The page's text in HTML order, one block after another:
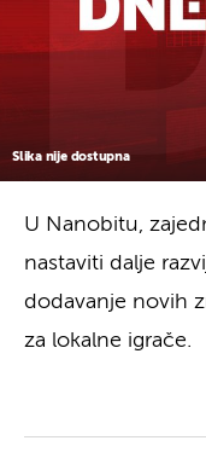
Slika nije dostupna
U Nanobitu,
nastaviti dalje
dodavanje novih
za lokalne igrače.